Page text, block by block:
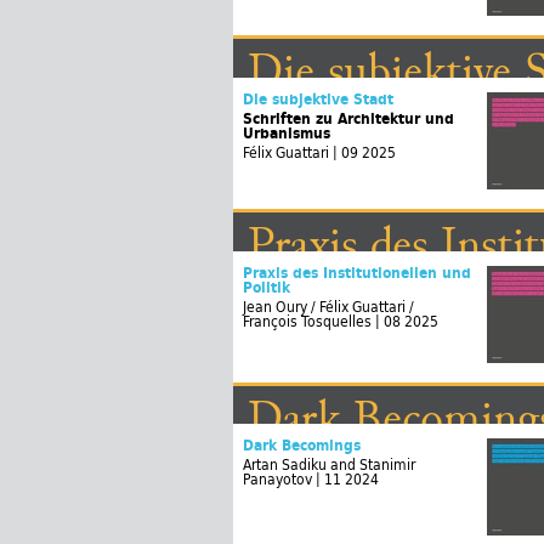
Die subjektive
Die subjektive Stadt
Schriften zu Architektur und
Urbanismus
Félix Guattari | 09 2025
Praxis des
Praxis des Institutionellen und
Politik
Jean Oury / Félix Guattari /
François Tosquelles | 08 2025
Dark
Dark Becomings
Artan Sadiku and Stanimir
Panayotov | 11 2024